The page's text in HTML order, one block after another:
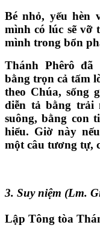
Bé nhỏ, yếu hèn
mình có lúc sẽ vỡ
mình trong bổn
Thánh Phêrô
bằng trọn cả tấm
theo Chúa, sống
diễn tả bằng trải
suông, bằng con
hiểu. Giờ này
một câu tương tự,
3. Suy niệm (Lm.
Lập Tông tòa